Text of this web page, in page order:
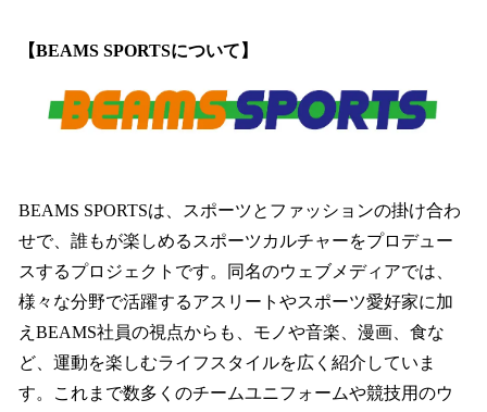
【BEAMS SPORTSについて】
BEAMS SPORTSは、スポーツとファッションの掛け合わ
せで、誰もが楽しめるスポーツカルチャーをプロデュー
スするプロジェクトです。同名のウェブメディアでは、
様々な分野で活躍するアスリートやスポーツ愛好家に加
えBEAMS社員の視点からも、モノや音楽、漫画、食な
ど、運動を楽しむライフスタイルを広く紹介していま
す。これまで数多くのチームユニフォームや競技用のウ